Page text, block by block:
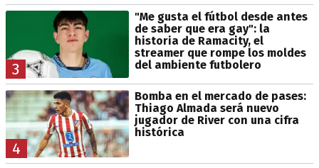
3
"Me gusta el fútbol desde antes
de saber que era gay": la
historia de Ramacity, el
streamer que rompe los moldes
del ambiente futbolero
4
Bomba en el mercado de pases:
Thiago Almada será nuevo
jugador de River con una cifra
histórica